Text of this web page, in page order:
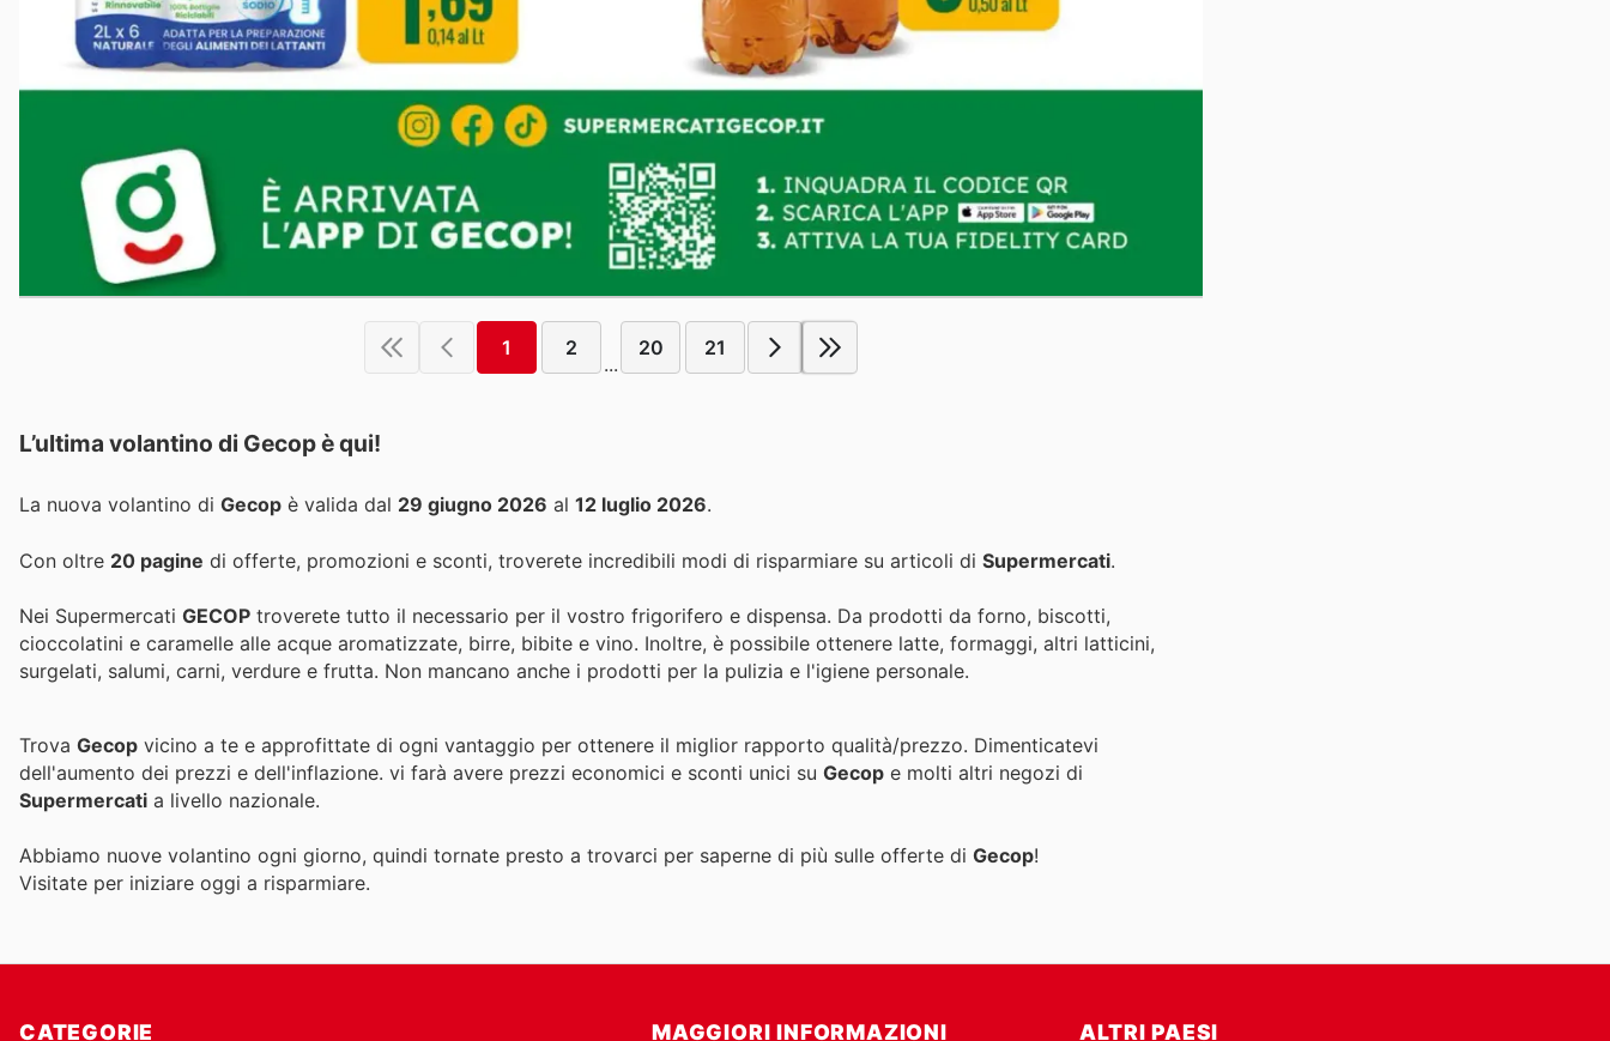
1 2
...
20 21
L’ultima volantino di Gecop è qui!
La nuova volantino di Gecop è valida dal 29 giugno 2026 al 12 luglio 2026.
Con oltre 20 pagine di offerte, promozioni e sconti, troverete incredibili modi di risparmiare su articoli di Supermercati.
Nei Supermercati GECOP troverete tutto il necessario per il vostro frigorifero e dispensa. Da prodotti da forno, biscotti,
cioccolatini e caramelle alle acque aromatizzate, birre, bibite e vino. Inoltre, è possibile ottenere latte, formaggi, altri latticini,
surgelati, salumi, carni, verdure e frutta. Non mancano anche i prodotti per la pulizia e l'igiene personale.
Trova Gecop vicino a te e approfittate di ogni vantaggio per ottenere il miglior rapporto qualità/prezzo. Dimenticatevi
dell'aumento dei prezzi e dell'inflazione. vi farà avere prezzi economici e sconti unici su Gecop e molti altri negozi di
Supermercati a livello nazionale.
Abbiamo nuove volantino ogni giorno, quindi tornate presto a trovarci per saperne di più sulle offerte di Gecop!
Visitate per iniziare oggi a risparmiare.
CATEGORIE MAGGIORI INFORMAZIONI ALTRI PAESI